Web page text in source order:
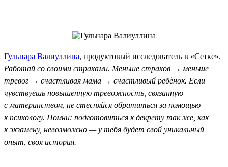
Гульнара Валиуллина, продуктовый исследователь в «Сетке».
Работай со своими страхами. Меньше страхов → меньше
тревог → счастливая мама → счастливый ребёнок. Если
чувствуешь повышенную тревожность, связанную
с материнством, не стесняйся обратиться за помощью
к психологу. Помни: подготовиться к декрету так же, как
к экзамену, невозможно — у тебя будет свой уникальный
опыт, своя история.